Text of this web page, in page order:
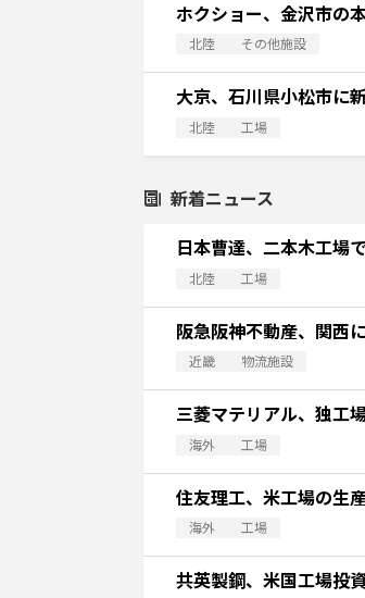
ホクショー、金沢市の
北陸 その他施設
大京、石川県小松市に
北陸 工場
新着ニュース
日本曹達、二本木工場
北陸 工場
阪急阪神不動産、関西
近畿 物流施設
三菱マテリアル、独工
海外 工場
住友理工、米工場の生
海外 工場
共英製鋼、米国工場投